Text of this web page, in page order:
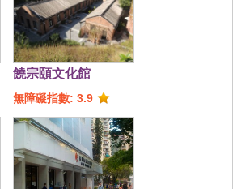
饒宗頤文化館
無障礙指數: 3.9